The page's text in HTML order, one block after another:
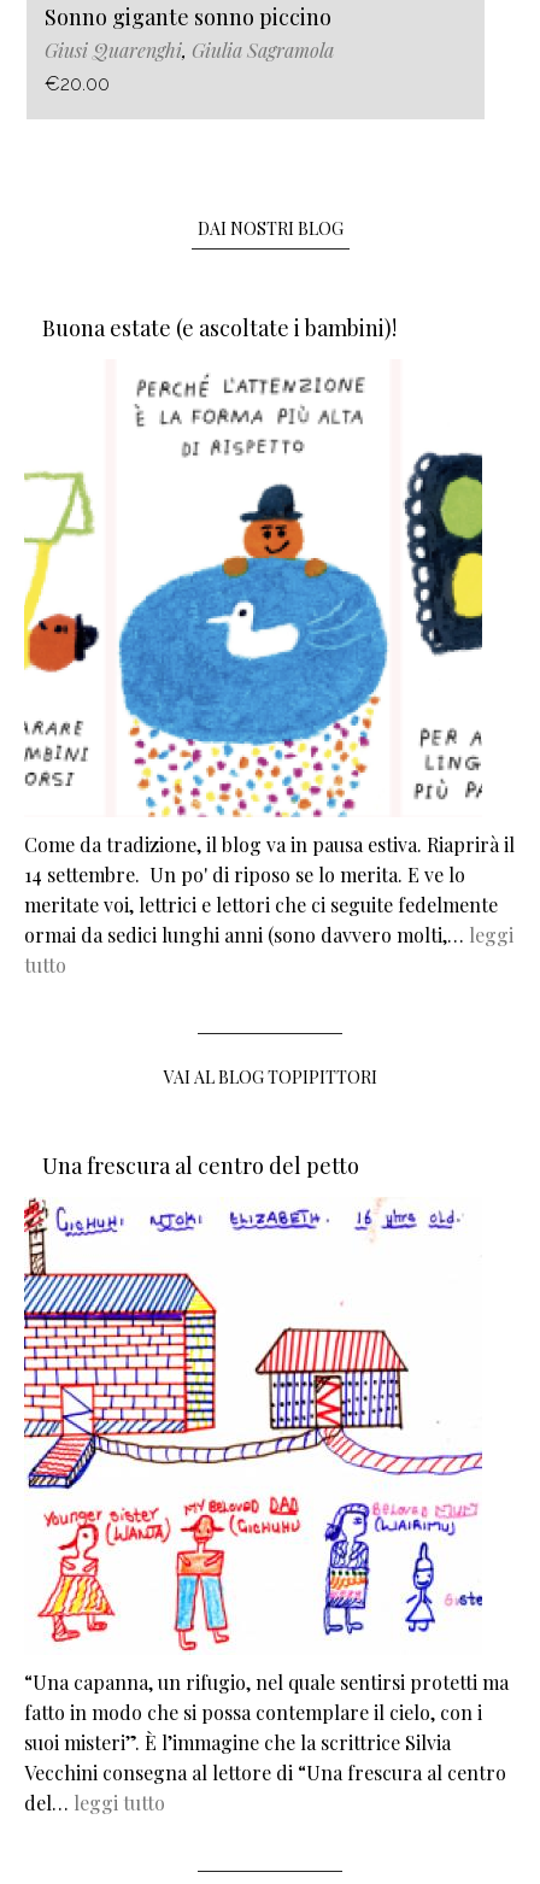
Sonno gigante sonno piccino
Giusi Quarenghi, Giulia Sagramola
€20.00
DAI NOSTRI BLOG
Buona estate (e ascoltate i bambini)!
Come da tradizione, il blog va in pausa estiva. Riaprirà il
14 settembre. Un po' di riposo se lo merita. E ve lo
meritate voi, lettrici e lettori che ci seguite fedelmente
ormai da sedici lunghi anni (sono davvero molti,… leggi
tutto
VAI AL BLOG TOPIPITTORI
Una frescura al centro del petto
“Una capanna, un rifugio, nel quale sentirsi protetti ma
fatto in modo che si possa contemplare il cielo, con i
suoi misteri”. È l’immagine che la scrittrice Silvia
Vecchini consegna al lettore di “Una frescura al centro
del… leggi tutto